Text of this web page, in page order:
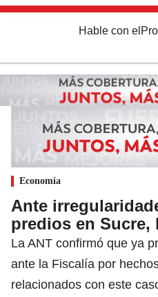
Hable con el
Economía
Ante
predios en Sucre,
La ANT confirmó que ya
ante la Fiscalía por
relacionados con este